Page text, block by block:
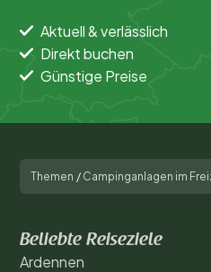
Aktuell & verlässlich
Direkt buchen
Günstige Preise
Themen / Campinganlagen im
Beliebte Reiseziele
Ardennen